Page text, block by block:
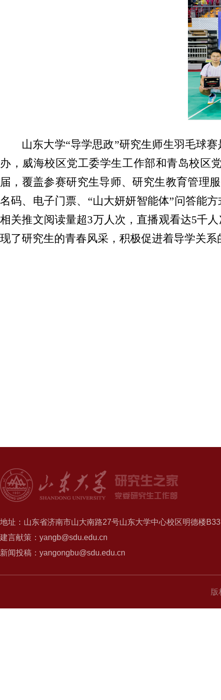
山东大学“导学思政”研究生师生羽毛球
办，威海校区党工委学生工作部和青岛校区
届，覆盖参赛研究生导师、研究生教育管理
名码、电子门票、“山大妍妍智能体”问答能
相关推文阅读量超3万人次，直播观看达5千
现了研究生的青春风采，积极促进着导学关
地址：山东省济南市山大南路27号山东大学中心校区明德楼
建言献策：yangb@sdu.edu.cn
新闻投稿：yangongbu@sdu.edu.cn
版